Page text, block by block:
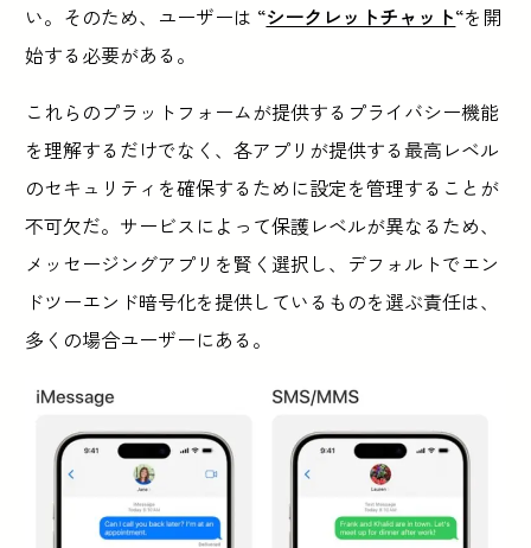
い。そのため、ユーザーは “シークレットチャット“を開
始する必要がある。
これらのプラットフォームが提供するプライバシー機能
を理解するだけでなく、各アプリが提供する最高レベル
のセキュリティを確保するために設定を管理することが
不可欠だ。サービスによって保護レベルが異なるため、
メッセージングアプリを賢く選択し、デフォルトでエン
ドツーエンド暗号化を提供しているものを選ぶ責任は、
多くの場合ユーザーにある。